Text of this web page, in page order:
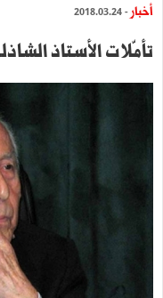
أخبار - 2018.03.24
تأمّلات الأستاذ